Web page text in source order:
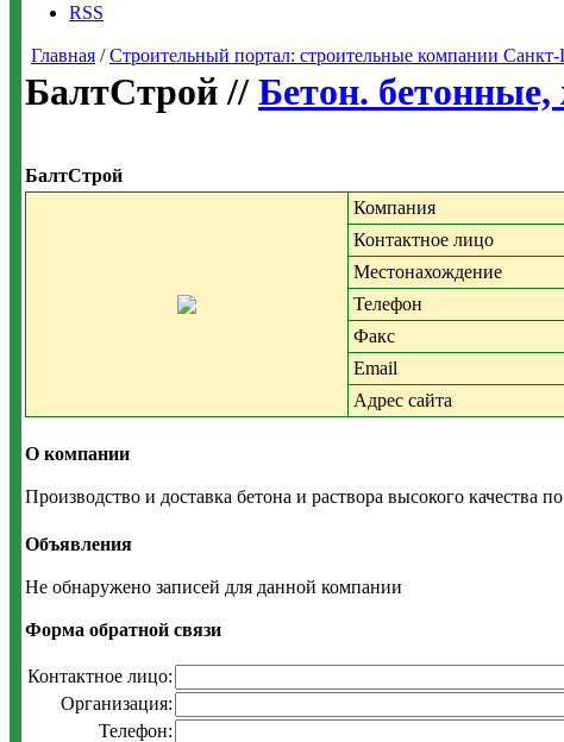
RSS
Главная /Строительный портал: строительные компании
БалтСтрой // Бетон. бетонные,
БалтСтрой
Компания
Контактное лицо
Местонахождение
Телефон
Факс
Email
Адрес сайта
О компании
Производство и доставка бетона и раствора высокого качества
Объявления
Не обнаружено записей для данной компании
Форма обратной связи
Контактное лицо:
Организация:
Телефон: